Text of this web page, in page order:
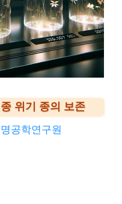
위기 종의 보존
공학연구원